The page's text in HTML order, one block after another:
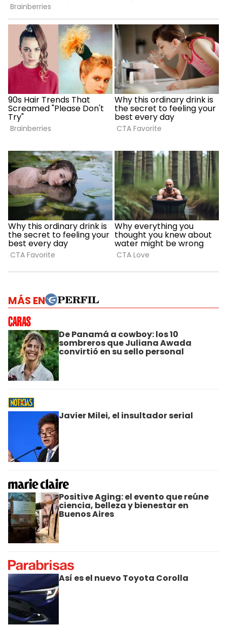
MÁS EN
De Panamá a cowboy: los 10
sombreros que Juliana Awada
convirtió en su sello personal
Javier Milei, el insultador serial
Positive Aging: el evento que reúne
ciencia, belleza y bienestar en
Buenos Aires
Así es el nuevo Toyota Corolla